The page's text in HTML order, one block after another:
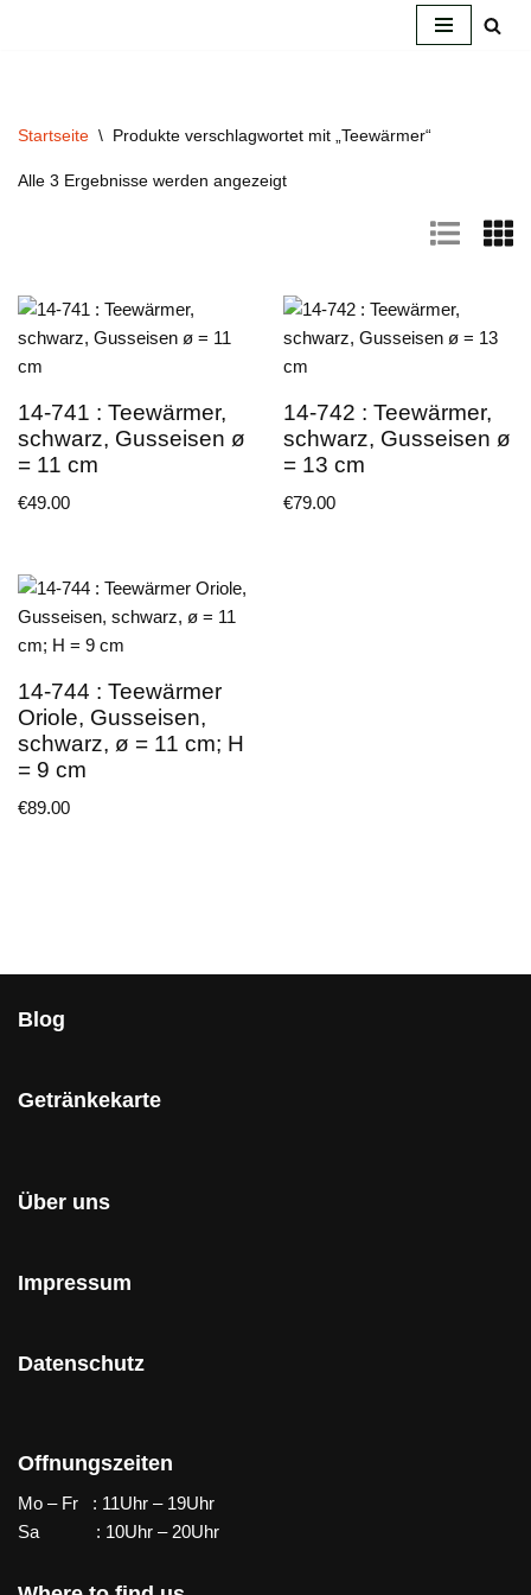
Startseite \ Produkte verschlagwortet mit „Teewärmer“
Alle 3 Ergebnisse werden angezeigt
14-741 : Teewärmer,
schwarz, Gusseisen ø
= 11 cm
€49.00
14-742 : Teewärmer,
schwarz, Gusseisen ø
= 13 cm
€79.00
14-744 : Teewärmer
Oriole, Gusseisen,
schwarz, ø = 11 cm; H
= 9 cm
€89.00
Blog
Getränkekarte
Über uns
Impressum
Datenschutz
Offnungszeiten
Mo – Fr : 11Uhr – 19Uhr
Sa : 10Uhr – 20Uhr